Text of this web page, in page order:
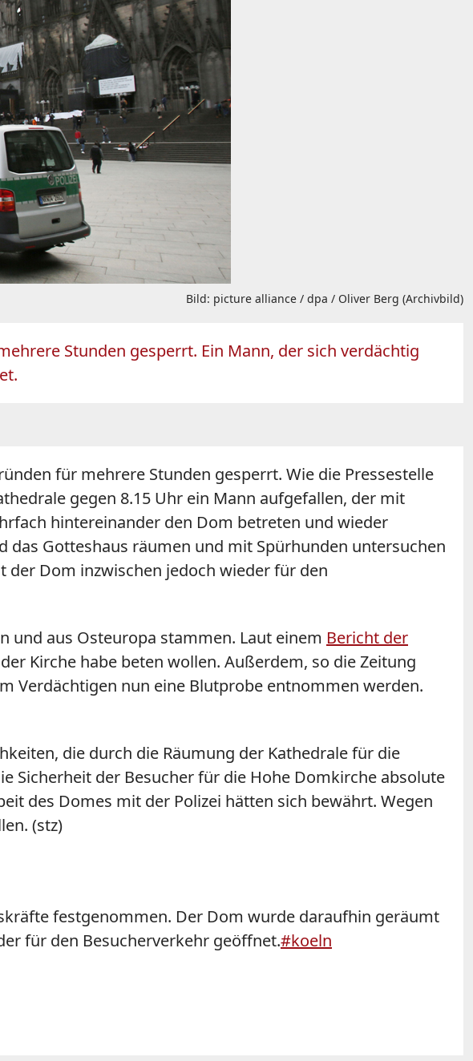
Bild: picture alliance / dpa / Oliver Berg (Archivbild)
Stunden gesperrt. Ein Mann, der sich verdächtig
für mehrere Stunden gesperrt. Wie die Pressestelle
gegen 8.15 Uhr ein Mann aufgefallen, der mit
hintereinander den Dom betreten und wieder
das Gotteshaus räumen und mit Spürhunden untersuchen
der Dom inzwischen jedoch wieder für den
und aus Osteuropa stammen. Laut einem Bericht der
Kirche habe beten wollen. Außerdem, so die Zeitung
Verdächtigen nun eine Blutprobe entnommen werden.
die durch die Räumung der Kathedrale für die
Sicherheit der Besucher für die Hohe Domkirche absolute
des Domes mit der Polizei hätten sich bewährt. Wegen
(stz)
festgenommen. Der Dom wurde daraufhin geräumt
für den Besucherverkehr geöffnet.#koeln